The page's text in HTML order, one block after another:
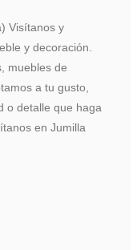
Visítanos y
y decoración.
muebles de
a tu gusto,
o detalle que haga
en Jumilla